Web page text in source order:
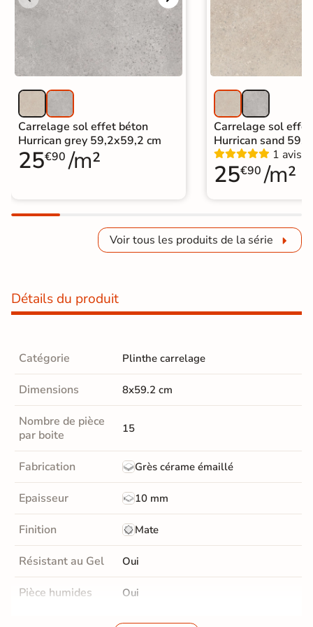
Carrelage sol effet béton
Hurrican grey 59,2x59,2 cm
25€90 /m²
Carrelage sol
Hurrican sand
1 avis
25€90 /m²
Voir tous les produits de la série
Détails du produit
Catégorie Plinthe carrelage
Dimensions 8x59.2 cm
Nombre de pièce
par boite
15
Fabrication Grès cérame émaillé
Epaisseur 10 mm
Finition Mate
Résistant au Gel Oui
Pièce humides Oui
Boite